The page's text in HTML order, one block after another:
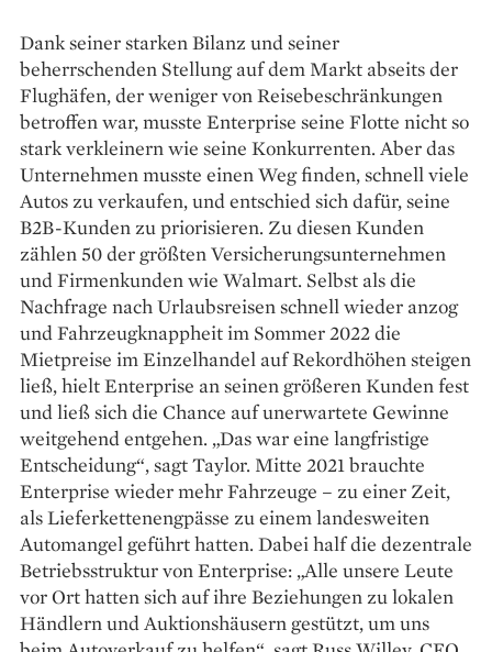
Dank seiner starken Bilanz und seiner
beherrschenden Stellung auf dem Markt abseits der
Flughäfen, der weniger von Reisebeschränkungen
betroffen war, musste Enterprise seine Flotte nicht so
stark verkleinern wie seine Konkurrenten. Aber das
Unternehmen musste einen Weg finden, schnell viele
Autos zu verkaufen, und entschied sich dafür, seine
B2B-Kunden zu priorisieren. Zu diesen Kunden
zählen 50 der größten Versicherungsunternehmen
und Firmenkunden wie Walmart. Selbst als die
Nachfrage nach Urlaubsreisen schnell wieder anzog
und Fahrzeugknappheit im Sommer 2022 die
Mietpreise im Einzelhandel auf Rekordhöhen steigen
ließ, hielt Enterprise an seinen größeren Kunden fest
und ließ sich die Chance auf unerwartete Gewinne
weitgehend entgehen. „Das war eine langfristige
Entscheidung“, sagt Taylor. Mitte 2021 brauchte
Enterprise wieder mehr Fahrzeuge – zu einer Zeit,
als Lieferkettenengpässe zu einem landesweiten
Automangel geführt hatten. Dabei half die dezentrale
Betriebsstruktur von Enterprise: „Alle unsere Leute
vor Ort hatten sich auf ihre Beziehungen zu lokalen
Händlern und Auktions­häusern gestützt, um uns